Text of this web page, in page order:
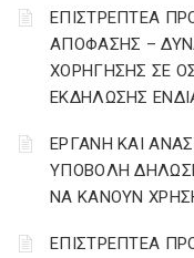
ΕΠΙΣΤΡΕΠΤΕΑ
ΑΠΟΦΑΣΗΣ –
ΧΟΡΗΓΗΣΗΣ ΣΕ
ΕΚΔΗΛΩΣΗΣ
ΕΡΓΑΝΗ ΚΑΙ
ΥΠΟΒΟΛΗ
ΝΑ ΚΑΝΟΥΝ
ΕΠΙΣΤΡΕΠΤΕΑ